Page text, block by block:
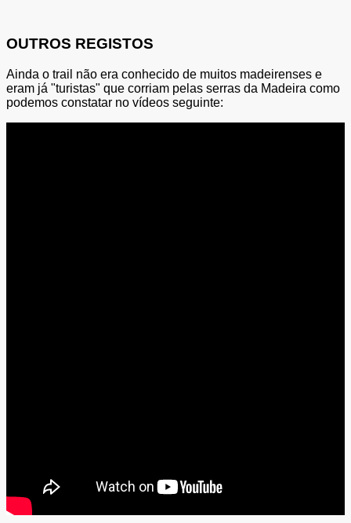
OUTROS REGISTOS
Ainda o trail não era conhecido de muitos madeirenses e
eram já "turistas" que corriam pelas serras da Madeira como
podemos constatar no vídeos seguinte: